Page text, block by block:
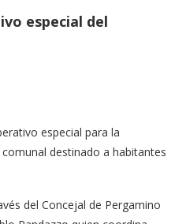
especial del
especial para la
destinado a habitantes
del Concejal de Pergamino